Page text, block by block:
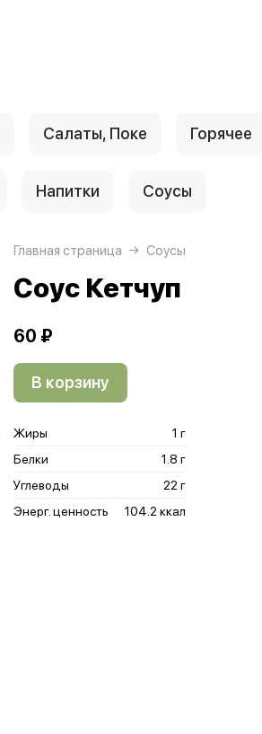
Салаты, Поке Горячее
Напитки Соусы
Главная страница Соусы
Соус Кетчуп
60 ₽
В корзину
Жиры
1 г
Белки
1.8 г
Углеводы
22 г
Энерг. ценность
104.2 ккал